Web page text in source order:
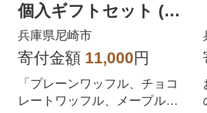
個入ギフトセット (TF
RB-PChM14G)
兵庫県尼崎市
寄付金額 11,000円
「プレーンワッフル、チョコ
レートワッフル、メープルワ